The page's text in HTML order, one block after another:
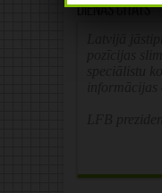
Dienas citāts